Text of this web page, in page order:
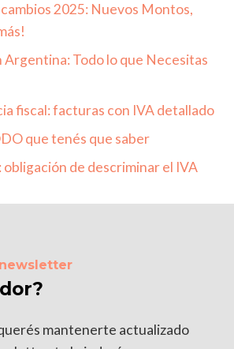
2025: Nuevos Montos,
Argentina: Todo lo que Necesitas
fiscal: facturas con IVA detallado
que tenés que saber
de descriminar el IVA
mantenerte actualizado